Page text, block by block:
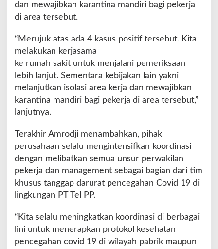
dan mewajibkan karantina mandiri bagi pekerja
di area tersebut.
“Merujuk atas ada 4 kasus positif tersebut. Kita
melakukan kerjasama
ke rumah sakit untuk menjalani pemeriksaan
lebih lanjut. Sementara kebijakan lain yakni
melanjutkan isolasi area kerja dan mewajibkan
karantina mandiri bagi pekerja di area tersebut,”
lanjutnya.
Terakhir Amrodji menambahkan, pihak
perusahaan selalu mengintensifkan koordinasi
dengan melibatkan semua unsur perwakilan
pekerja dan management sebagai bagian dari tim
khusus tanggap darurat pencegahan Covid 19 di
lingkungan PT Tel PP.
“Kita selalu meningkatkan koordinasi di berbagai
lini untuk menerapkan protokol kesehatan
pencegahan covid 19 di wilayah pabrik maupun